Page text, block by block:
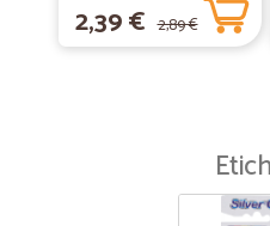
2,39 € 2,89 €